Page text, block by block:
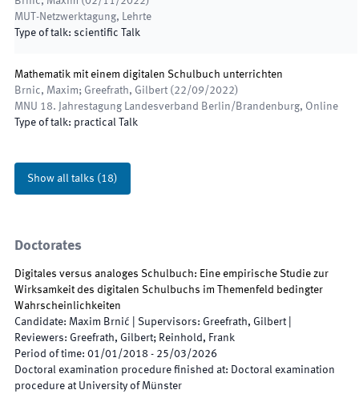
MUT-Netzwerktagung, Lehrte
Type of talk: scientific Talk
Mathematik mit einem digitalen Schulbuch unterrichten
Brnic, Maxim; Greefrath, Gilbert ( 22/09/2022)
MNU 18. Jahrestagung Landesverband Berlin/Brandenburg, Online
Type of talk: practical Talk
Show all talks (18)
Doctorates
Digitales versus analoges Schulbuch: Eine empirische Studie zur
Wirksamkeit des digitalen Schulbuchs im Themenfeld bedingter
Wahrscheinlichkeiten
Candidate: Maxim Brnić Supervisors: Greefrath, Gilbert
Reviewers: Greefrath, Gilbert; Reinhold, Frank
Period of time: 01/01/2018 - 25/03/2026
Doctoral examination procedure finished at: Doctoral examination
procedure at University of Münster